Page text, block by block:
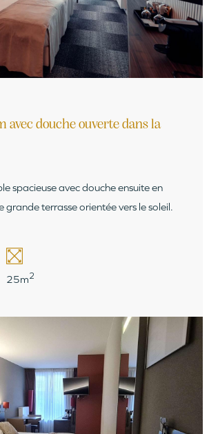
avec douche ouverte dans la
spacieuse avec douche ensuite en
grande terrasse orientée vers le soleil.
25m2